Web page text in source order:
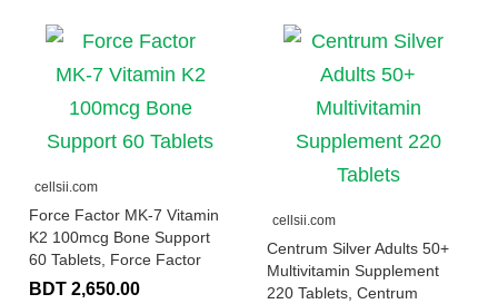
cellsii.com
Force Factor MK-7 Vitamin
K2 100mcg Bone Support
60 Tablets, Force Factor
BDT 2,650.00
cellsii.com
Centrum Silver Adults 50+
Multivitamin Supplement
220 Tablets, Centrum